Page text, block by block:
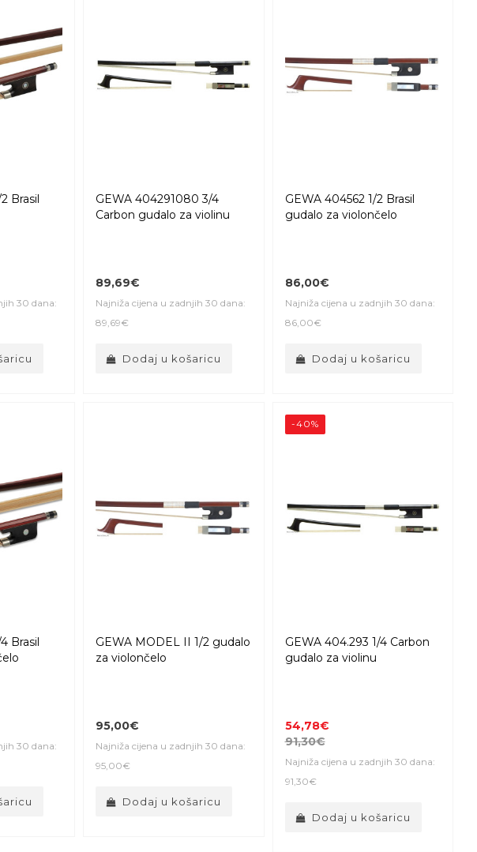
Brasil
30 dana:
GEWA 404291080 3/4
Carbon gudalo za violinu
89,69€
Najniža cijena u zadnjih 30 dana:
89,69€
Dodaj u košaricu
GEWA 404562 1/2 Brasil
gudalo za violončelo
86,00€
Najniža cijena u zadnjih 30 dana:
86,00€
Dodaj u košaricu
Brasil
30 dana:
GEWA MODEL II 1/2 gudalo
za violončelo
95,00€
Najniža cijena u zadnjih 30 dana:
95,00€
Dodaj u košaricu
-40%
GEWA 404.293 1/4 Carbon
gudalo za violinu
54,78€
91,30€
Najniža cijena u zadnjih 30 dana:
91,30€
Dodaj u košaricu